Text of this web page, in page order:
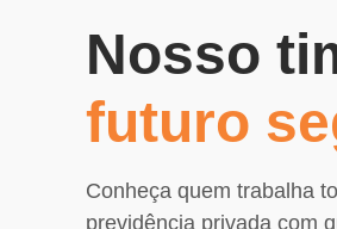
Nosso
futuro
Conheça quem trabalha
previdência privada com